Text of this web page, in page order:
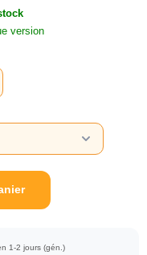
version
1-2 jours (gén.)